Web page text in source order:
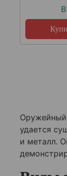
Оружейный
удается
и металл.